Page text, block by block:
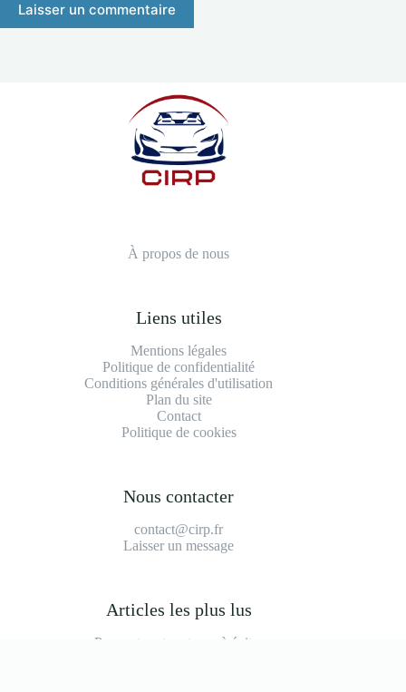
Laisser un commentaire
À propos de nous
Liens utiles
Mentions légales
Politique de confidentialité
Conditions générales d'utilisation
Plan du site
Contact
Politique de cookies
Nous contacter
contact@cirp.fr
Laisser un message
Articles les plus lus
Peugeot partner tepee à éviter